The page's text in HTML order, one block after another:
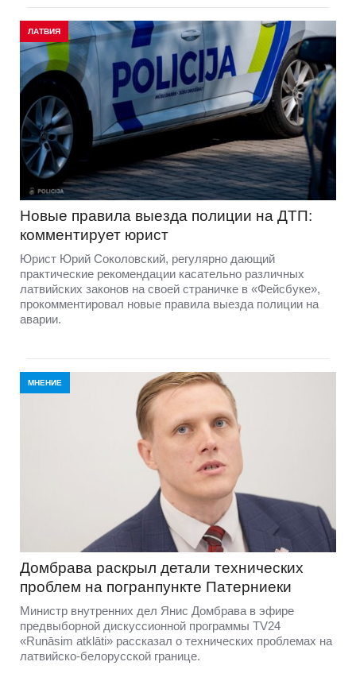
ЛАТВИЯ
Новые правила выезда полиции на ДТП:
комментирует юрист
Юрист Юрий Соколовский, регулярно дающий
практические рекомендации касательно различных
латвийских законов на своей страничке в «Фейсбуке»,
прокомментировал новые правила выезда полиции на
аварии.
МНЕНИЕ
Домбравa раскрыл детали технических
проблем на погранпункте Патерниеки
Министр внутренних дел Янис Домбрава в эфире
предвыборной дискуссионной программы TV24
«Runāsim atklāti» рассказал о технических проблемах на
латвийско-белорусской границе.